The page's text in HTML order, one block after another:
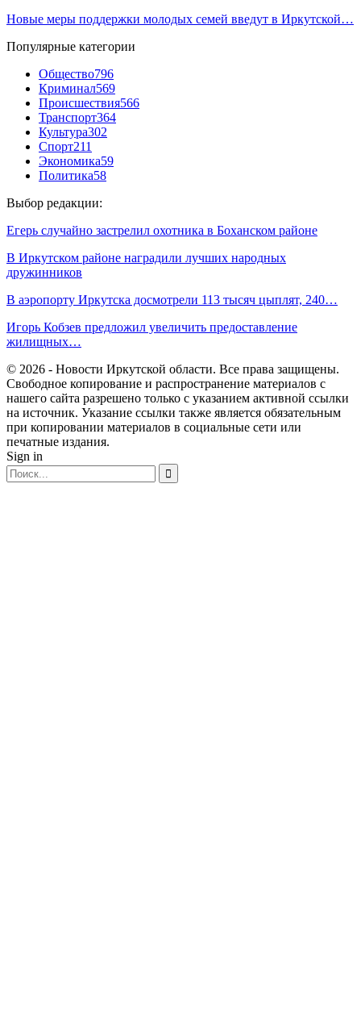
Новые меры поддержки молодых семей введут в Иркутской…
Популярные категории
Общество796
Криминал569
Происшествия566
Транспорт364
Культура302
Спорт211
Экономика59
Политика58
Выбор редакции:
Егерь случайно застрелил охотника в Боханском районе
В Иркутском районе наградили лучших народных
дружинников
В аэропорту Иркутска досмотрели 113 тысяч цыплят, 240…
Игорь Кобзев предложил увеличить предоставление
жилищных…
© 2026 - Новости Иркутской области. Все права защищены.
Свободное копирование и распространение материалов с
нашего сайта разрешено только с указанием активной ссылки
на источник. Указание ссылки также является обязательным
при копировании материалов в социальные сети или
печатные издания.
Sign in